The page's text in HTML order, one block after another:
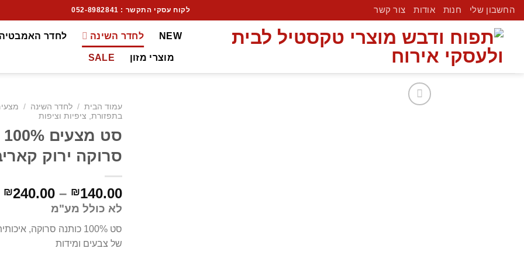
החשבון שלי חנות אודות צור קשר לקוח עסקי התקשר : 052-8982841
NEW לחדר השינה לחדר
מוצרי מזון SALE
עמוד הבית / לחדר השינה /
בתפזורת, ציפיות וציפות
סרוקה ירוק
₪140.00
–
₪240.00
לא כולל מע"מ
סט 100% כותנה סרוקה,
של צבעים ומידות